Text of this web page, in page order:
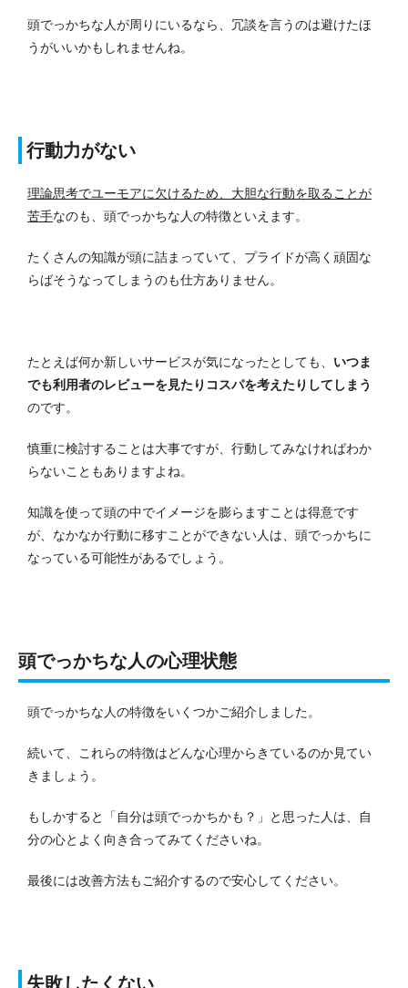
頭でっかちな人が周りにいるなら、冗談を言うのは避けたほ
うがいいかもしれませんね。
行動力がない
理論思考でユーモアに欠けるため、大胆な行動を取ることが
苦手なのも、頭でっかちな人の特徴といえます。
たくさんの知識が頭に詰まっていて、プライドが高く頑固な
らばそうなってしまうのも仕方ありません。
たとえば何か新しいサービスが気になったとしても、 いつま
でも利用者のレビューを見たりコスパを考えたりしてしまう
のです。
慎重に検討することは大事ですが、行動してみなければわか
らないこともありますよね。
知識を使って頭の中でイメージを膨らますことは得意です
が、なかなか行動に移すことができない人は、頭でっかちに
なっている可能性があるでしょう。
頭でっかちな人の心理状態
頭でっかちな人の特徴をいくつかご紹介しました。
続いて、これらの特徴はどんな心理からきているのか見てい
きましょう。
もしかすると「自分は頭でっかちかも？」と思った人は、自
分の心とよく向き合ってみてくださいね。
最後には改善方法もご紹介するので安心してください。
失敗したくない